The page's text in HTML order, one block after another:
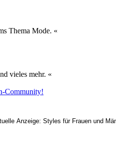
Thema Mode. «
vieles mehr. «